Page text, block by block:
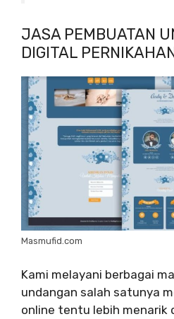
JASA PEMBUATAN
DIGITAL
Masmufid.com
Kami melayani berbagai
undangan salah satunya
online tentu lebih menarik